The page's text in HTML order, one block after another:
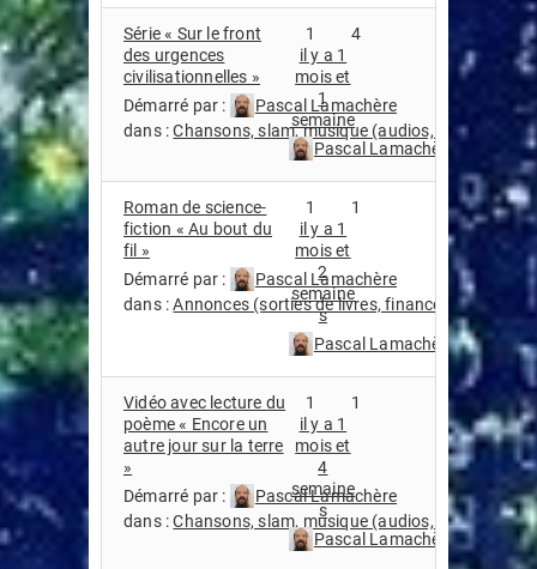
Série « Sur le front
des urgences
civilisationnelles »
Démarré par :
Pascal Lamachère
dans :Chansons, slam, musique (audios, streaming,
1
4
il y a 1
mois et
1
semaine
Pascal Lamachère
Roman de science-
fiction « Au bout du
fil »
Démarré par :
Pascal Lamachère
dans :Annonces (sorties de livres, financement
1
1
il y a 1
mois et
2
semaine
s
Pascal Lamachère
Vidéo avec lecture du
poème « Encore un
autre jour sur la terre
»
Démarré par :
Pascal Lamachère
dans :Chansons, slam, musique (audios, streaming,
1
1
il y a 1
mois et
4
semaine
s
Pascal Lamachère